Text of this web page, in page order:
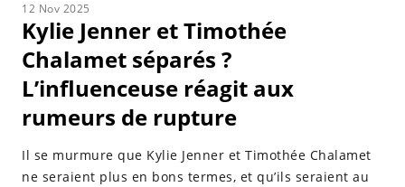
12 Nov 2025
Kylie Jenner et Timothée
Chalamet séparés ?
L’influenceuse réagit aux
rumeurs de rupture
Il se murmure que Kylie Jenner et Timothée Chalamet
ne seraient plus en bons termes, et qu’ils seraient au